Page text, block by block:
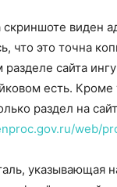
скриншоте виден
что это точна
сайта
есть.
раздел на
web/
указывающая